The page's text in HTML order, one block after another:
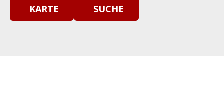
KARTE SUCHE